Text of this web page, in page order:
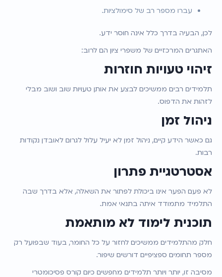
עברו מספר רב של סימולציות.
לכן, הבעיה בדרך כלל אינה חוסר ידע.
האתגרים המרכזיים של משפרי ציון הם לרוב:
זיהוי טעויות חוזרות
תלמידים רבים ממשיכים לבצע את אותן טעויות שוב ושוב מבלי
לזהות את הדפוס.
ניהול זמן
גם כאשר הידע קיים, ניהול זמן לא יעיל עלול לגרום לאובדן נקודות
רבות.
אסטרטגיית פתרון
לא פעם הפער אינו ביכולת לפתור את השאלה, אלא בדרך שבה
התלמיד מתמודד איתה בתנאי אמת.
תוכנית לימוד לא מותאמת
חלק מהתלמידים ממשיכים לחזור על כל החומר, בעוד שבפועל רק
מספר תחומים ספציפיים דורשים שיפור.
מסיבה זו, יותר ויותר תלמידים מחפשים כיום קורס פסיכומטרי